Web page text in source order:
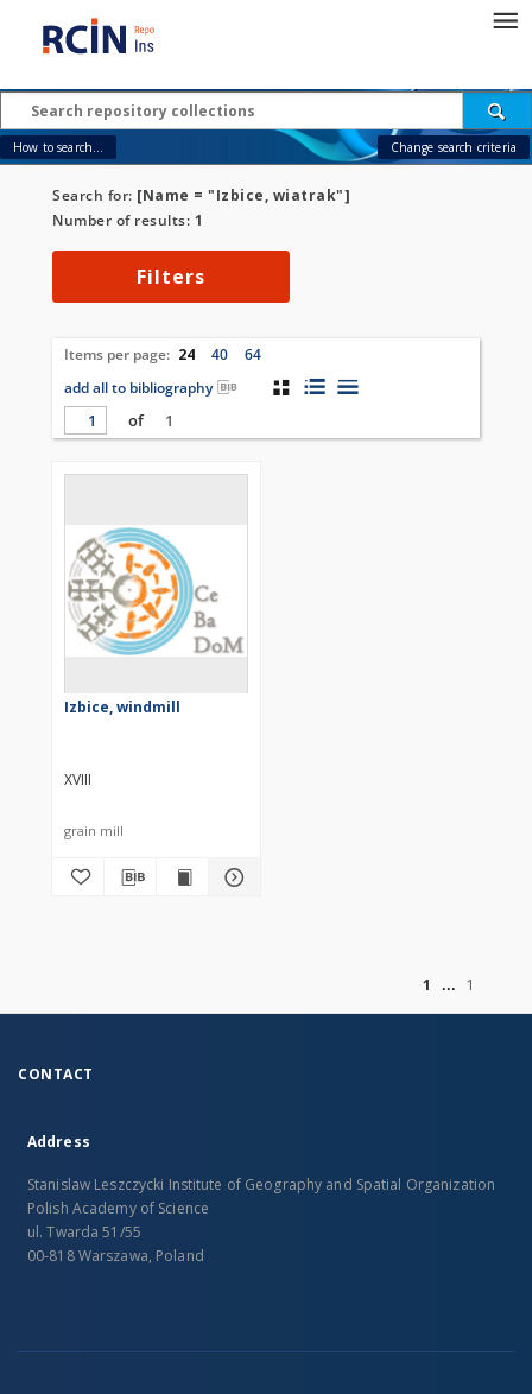
How to search... Change search criteria
Search for: [Name = "Izbice, wiatrak"]
Number of results: 1
Filters
Items per page: 24 40
64
add all to bibliography
of
1
Izbice, windmill
XVIII
grain mill
1
1
CONTACT
Address
Stanislaw Leszczycki Institute of Geography and Spatial Organization
Polish Academy of Science
ul. Twarda 51/55
00-818 Warszawa, Poland